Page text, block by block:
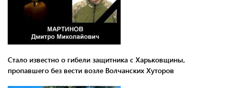
Стало известно о гибели защитника с Харьковщины,
пропавшего без вести возле Волчанских Хуторов